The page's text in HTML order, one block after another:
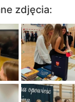
zdjęcia: